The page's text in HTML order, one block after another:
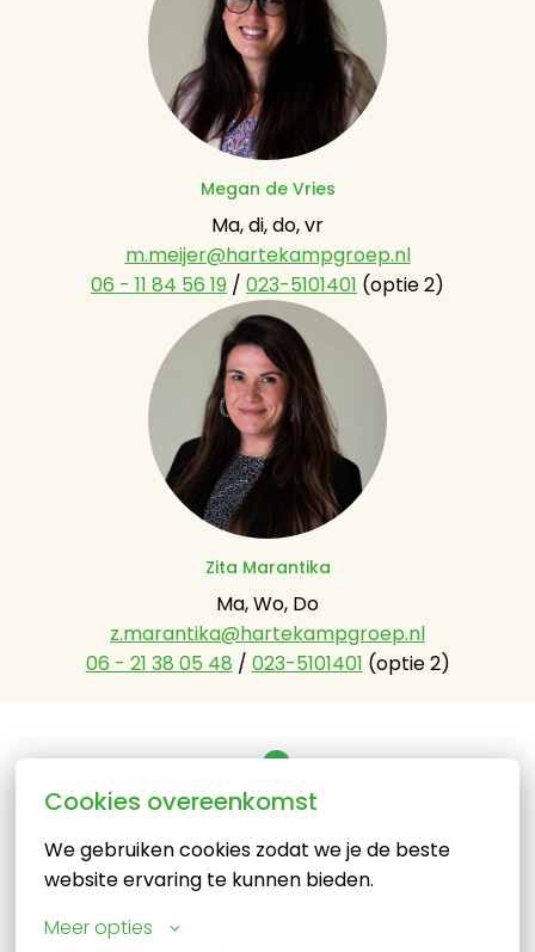
Cookies overeenkomst
We gebruiken cookies zodat we je de beste
website ervaring te kunnen bieden.
Meer opties
Megan de Vries
m.meijer@hartekampgroep.nl
06 - 11 84 56 19 / 023-5101401 (optie 2)
Zita Marantika
z.marantika@hartekampgroep.nl
06 - 21 38 05 48 / 023-5101401 (optie 2)
Homepagina